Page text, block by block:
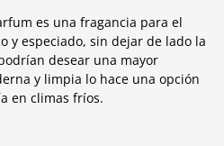
es una fragancia para el
y especiado, sin dejar de lado la
desear una mayor
y limpia lo hace una opción
en climas fríos.